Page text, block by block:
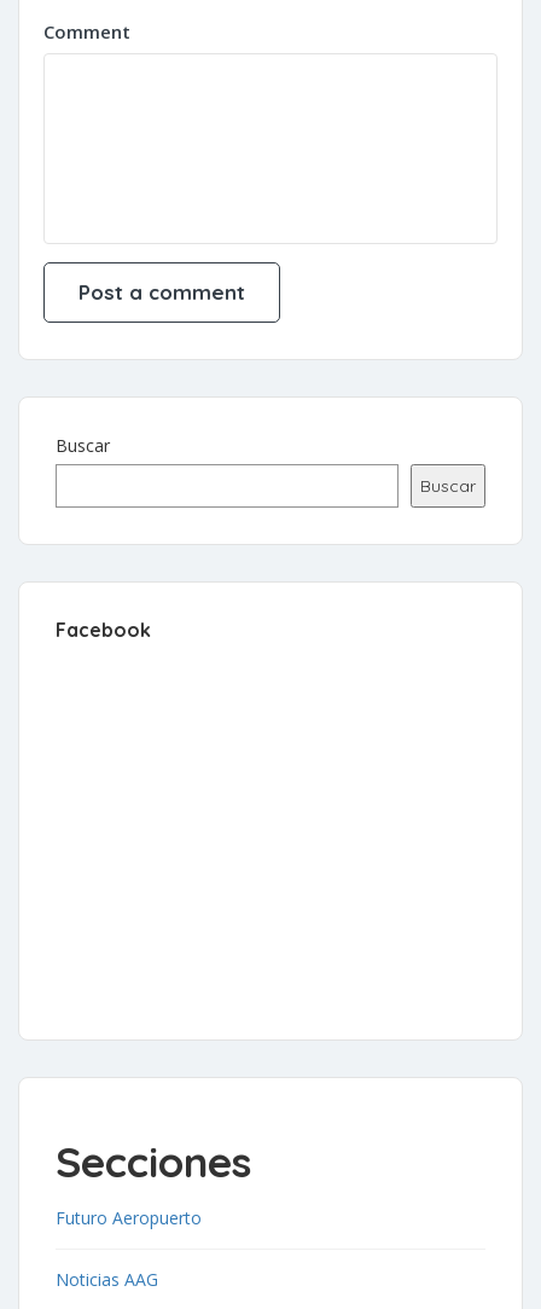
Comment
Buscar
Buscar
Facebook
Secciones
Futuro Aeropuerto
Noticias AAG